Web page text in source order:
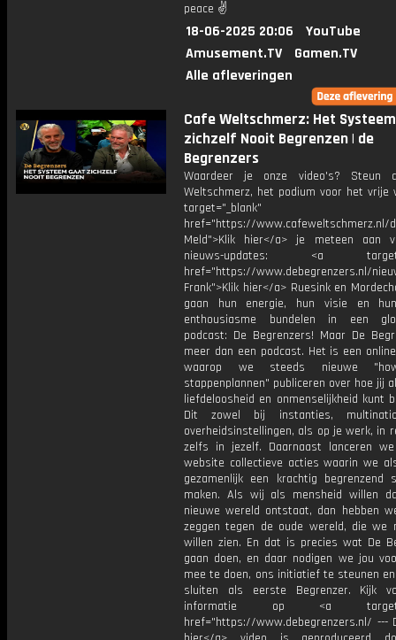
peace ✌
18-06-2025 20:06
YouTube
Amusement.TV
Gamen.TV
Alle afleveringen
Cafe Weltschmerz: Het
zichzelf Nooit Begrenzen | de
Begrenzers
Waardeer je onze video's? Steun
Weltschmerz, het podium voor het vrije
target="_blank"
href="https://www.cafeweltschmerz.nl/
Meld">Klik hier</a> je meteen aan
nieuws-updates: <a
href="https://www.debegrenzers.nl/
Frank">Klik hier</a> Ruesink en
gaan hun energie, hun visie en
enthousiasme bundelen in een
podcast: De Begrenzers! Maar De
meer dan een podcast. Het is een
waarop we steeds nieuwe
stappenplannen" publiceren over hoe jij
liefdeloosheid en onmenselijkheid kunt
Dit zowel bij instanties,
overheidsinstellingen, als op je werk, in
zelfs in jezelf. Daarnaast lanceren
website collectieve acties waarin we
gezamenlijk een krachtig begrenzend
maken. Als wij als mensheid willen
nieuwe wereld ontstaat, dan hebben
zeggen tegen de oude wereld, die we
willen zien. En dat is precies wat De
gaan doen, en daar nodigen we jou
mee te doen, ons initiatief te steunen
sluiten als eerste Begrenzer. Kijk
informatie op <a
href="https://www.debegrenzers.nl/ ---